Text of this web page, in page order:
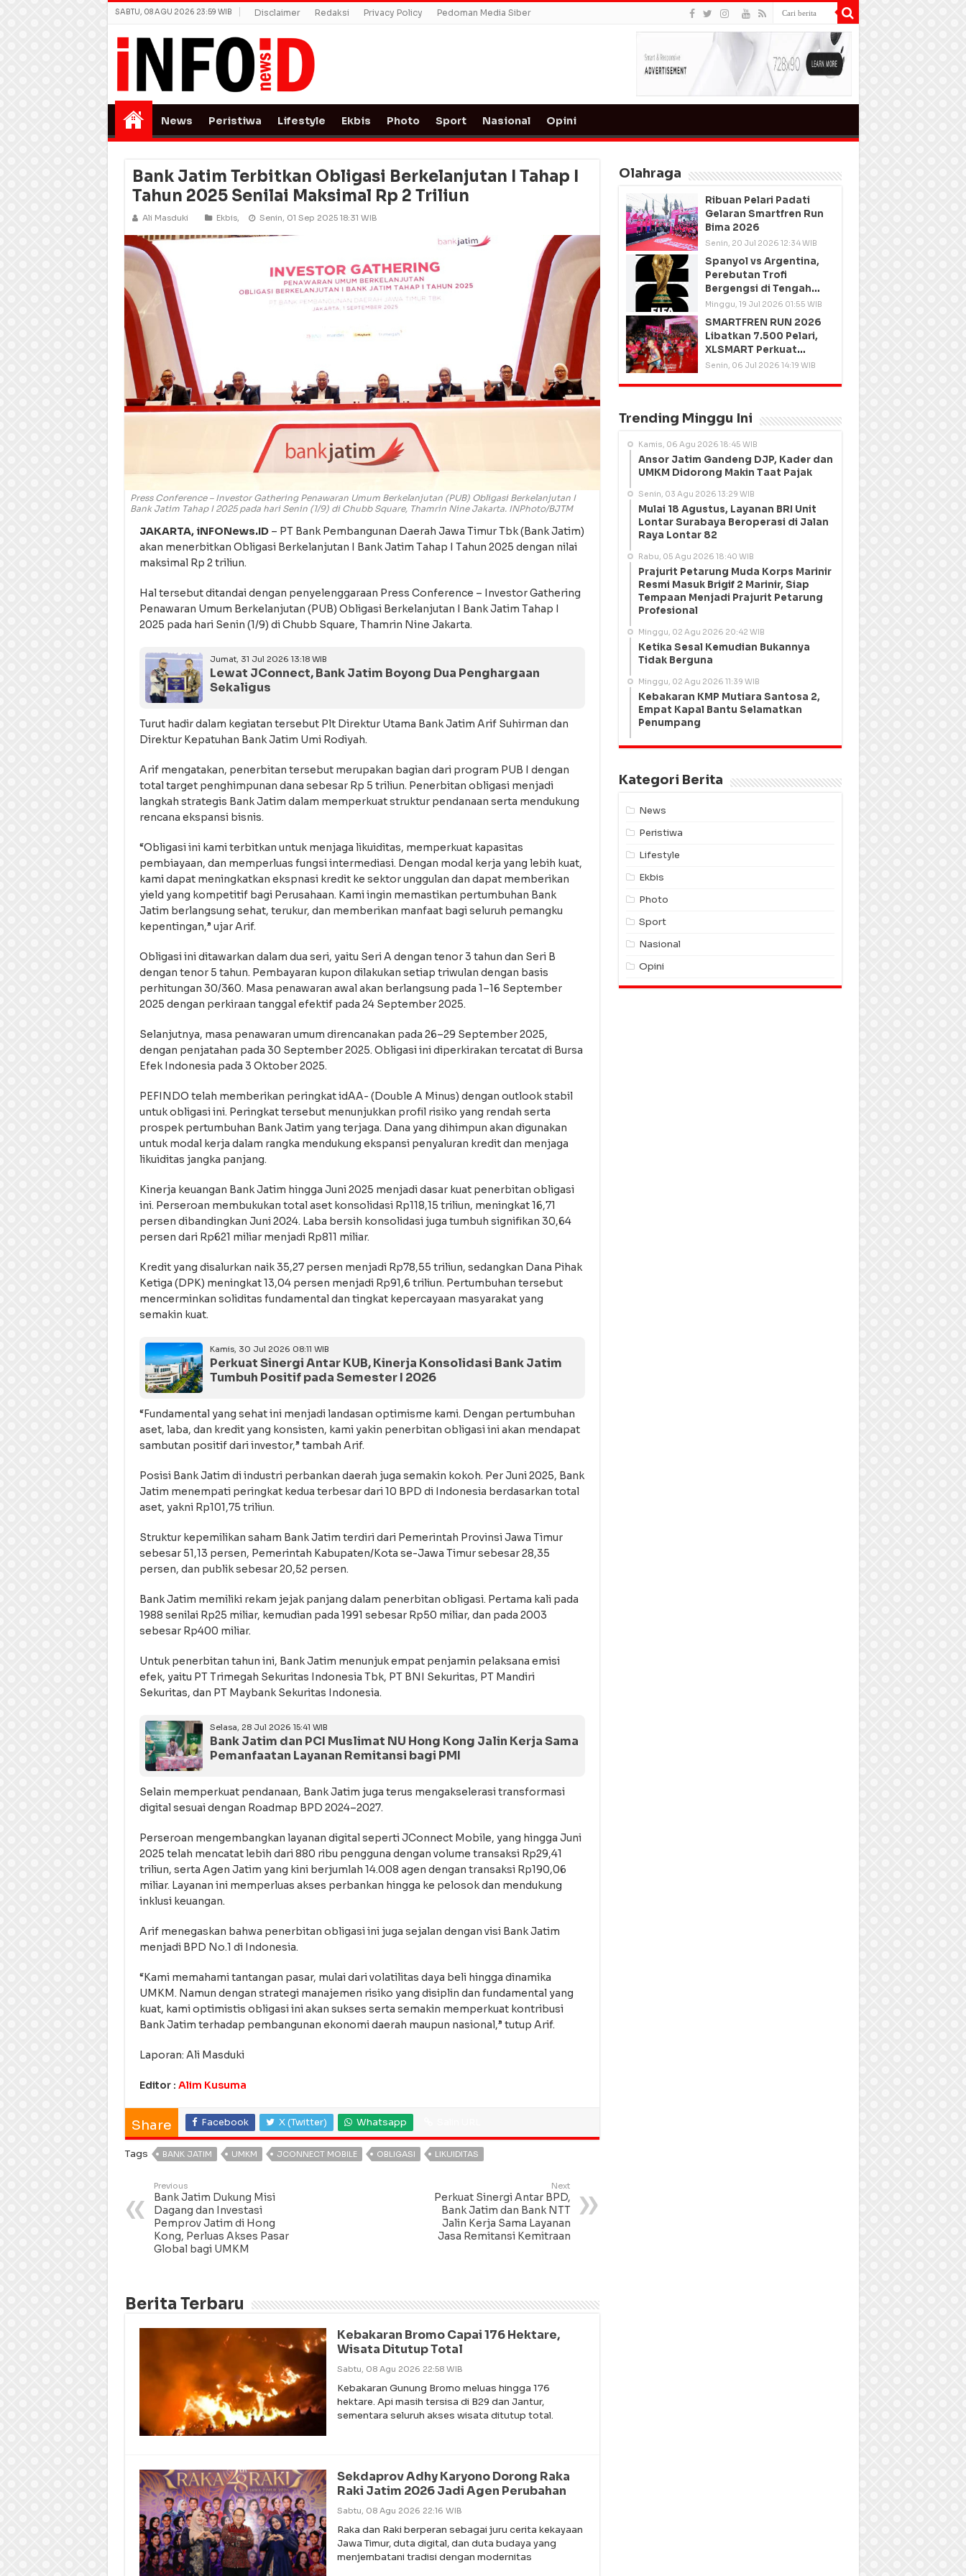
SABTU, 08 AGU 2026 23:59 WIB Disclaimer Redaksi Privacy Policy Pedoman Media Siber
News Peristiwa Lifestyle Ekbis Photo Sport Nasional Opini
Bank Jatim Terbitkan Obligasi Berkelanjutan I Tahap I
Tahun 2025 Senilai Maksimal Rp 2 Triliun
Ali Masduki Ekbis, Senin, 01 Sep 2025 18:31 WIB
Press Conference – Investor Gathering Penawaran Umum Berkelanjutan (PUB) Obligasi Berkelanjutan I
Bank Jatim Tahap I 2025 pada hari Senin (1/9) di Chubb Square, Thamrin Nine Jakarta. INPhoto/BJTM
JAKARTA, iNFONews.ID– PT Bank Pembangunan Daerah Jawa Timur Tbk (Bank Jatim)
akan menerbitkan Obligasi Berkelanjutan I Bank Jatim Tahap I Tahun 2025 dengan nilai
maksimal Rp 2 triliun.
Hal tersebut ditandai dengan penyelenggaraan Press Conference – Investor Gathering
Penawaran Umum Berkelanjutan (PUB) Obligasi Berkelanjutan I Bank Jatim Tahap I
2025 pada hari Senin (1/9) di Chubb Square, Thamrin Nine Jakarta.
Jumat, 31 Jul 2026 13:18 WIB
Lewat JConnect, Bank Jatim Boyong Dua Penghargaan
Sekaligus
Turut hadir dalam kegiatan tersebut Plt Direktur Utama Bank Jatim Arif Suhirman dan
Direktur Kepatuhan Bank Jatim Umi Rodiyah.
Arif mengatakan, penerbitan tersebut merupakan bagian dari program PUB I dengan
total target penghimpunan dana sebesar Rp 5 triliun. Penerbitan obligasi menjadi
langkah strategis Bank Jatim dalam memperkuat struktur pendanaan serta mendukung
rencana ekspansi bisnis.
“Obligasi ini kami terbitkan untuk menjaga likuiditas, memperkuat kapasitas
pembiayaan, dan memperluas fungsi intermediasi. Dengan modal kerja yang lebih kuat,
kami dapat meningkatkan ekspnasi kredit ke sektor unggulan dan dapat memberikan
yield yang kompetitif bagi Perusahaan. Kami ingin memastikan pertumbuhan Bank
Jatim berlangsung sehat, terukur, dan memberikan manfaat bagi seluruh pemangku
kepentingan,” ujar Arif.
Obligasi ini ditawarkan dalam dua seri, yaitu Seri A dengan tenor 3 tahun dan Seri B
dengan tenor 5 tahun. Pembayaran kupon dilakukan setiap triwulan dengan basis
perhitungan 30/360. Masa penawaran awal akan berlangsung pada 1–16 September
2025 dengan perkiraan tanggal efektif pada 24 September 2025.
Selanjutnya, masa penawaran umum direncanakan pada 26–29 September 2025,
dengan penjatahan pada 30 September 2025. Obligasi ini diperkirakan tercatat di Bursa
Efek Indonesia pada 3 Oktober 2025.
PEFINDO telah memberikan peringkat idAA- (Double A Minus) dengan outlook stabil
untuk obligasi ini. Peringkat tersebut menunjukkan profil risiko yang rendah serta
prospek pertumbuhan Bank Jatim yang terjaga. Dana yang dihimpun akan digunakan
untuk modal kerja dalam rangka mendukung ekspansi penyaluran kredit dan menjaga
likuiditas jangka panjang.
Kinerja keuangan Bank Jatim hingga Juni 2025 menjadi dasar kuat penerbitan obligasi
ini. Perseroan membukukan total aset konsolidasi Rp118,15 triliun, meningkat 16,71
persen dibandingkan Juni 2024. Laba bersih konsolidasi juga tumbuh signifikan 30,64
persen dari Rp621 miliar menjadi Rp811 miliar.
Kredit yang disalurkan naik 35,27 persen menjadi Rp78,55 triliun, sedangkan Dana Pihak
Ketiga (DPK) meningkat 13,04 persen menjadi Rp91,6 triliun. Pertumbuhan tersebut
mencerminkan soliditas fundamental dan tingkat kepercayaan masyarakat yang
semakin kuat.
Kamis, 30 Jul 2026 08:11 WIB
Perkuat Sinergi Antar KUB, Kinerja Konsolidasi Bank Jatim
Tumbuh Positif pada Semester I 2026
“Fundamental yang sehat ini menjadi landasan optimisme kami. Dengan pertumbuhan
aset, laba, dan kredit yang konsisten, kami yakin penerbitan obligasi ini akan mendapat
sambutan positif dari investor,” tambah Arif.
Posisi Bank Jatim di industri perbankan daerah juga semakin kokoh. Per Juni 2025, Bank
Jatim menempati peringkat kedua terbesar dari 10 BPD di Indonesia berdasarkan total
aset, yakni Rp101,75 triliun.
Struktur kepemilikan saham Bank Jatim terdiri dari Pemerintah Provinsi Jawa Timur
sebesar 51,13 persen, Pemerintah Kabupaten/Kota se-Jawa Timur sebesar 28,35
persen, dan publik sebesar 20,52 persen.
Bank Jatim memiliki rekam jejak panjang dalam penerbitan obligasi. Pertama kali pada
1988 senilai Rp25 miliar, kemudian pada 1991 sebesar Rp50 miliar, dan pada 2003
sebesar Rp400 miliar.
Untuk penerbitan tahun ini, Bank Jatim menunjuk empat penjamin pelaksana emisi
efek, yaitu PT Trimegah Sekuritas Indonesia Tbk, PT BNI Sekuritas, PT Mandiri
Sekuritas, dan PT Maybank Sekuritas Indonesia.
Selasa, 28 Jul 2026 15:41 WIB
Bank Jatim dan PCI Muslimat NU Hong Kong Jalin Kerja Sama
Pemanfaatan Layanan Remitansi bagi PMI
Selain memperkuat pendanaan, Bank Jatim juga terus mengakselerasi transformasi
digital sesuai dengan Roadmap BPD 2024–2027.
Perseroan mengembangkan layanan digital seperti JConnect Mobile, yang hingga Juni
2025 telah mencatat lebih dari 880 ribu pengguna dengan volume transaksi Rp29,41
triliun, serta Agen Jatim yang kini berjumlah 14.008 agen dengan transaksi Rp190,06
miliar. Layanan ini memperluas akses perbankan hingga ke pelosok dan mendukung
inklusi keuangan.
Arif menegaskan bahwa penerbitan obligasi ini juga sejalan dengan visi Bank Jatim
menjadi BPD No.1 di Indonesia.
“Kami memahami tantangan pasar, mulai dari volatilitas daya beli hingga dinamika
UMKM. Namun dengan strategi manajemen risiko yang disiplin dan fundamental yang
kuat, kami optimistis obligasi ini akan sukses serta semakin memperkuat kontribusi
Bank Jatim terhadap pembangunan ekonomi daerah maupun nasional,” tutup Arif.
Laporan: Ali Masduki
Editor : Alim Kusuma
Share Facebook X (Twitter) Whatsapp
Tags BANK JATIM UMKM JCONNECT MOBILE OBLIGASI LIKUIDITAS
Previous
Bank Jatim Dukung Misi
Dagang dan Investasi
Pemprov Jatim di Hong
Kong, Perluas Akses Pasar
Global bagi UMKM
Next
Perkuat Sinergi Antar BPD,
Bank Jatim dan Bank NTT
Jalin Kerja Sama Layanan
Jasa Remitansi Kemitraan
Berita Terbaru
Kebakaran Bromo Capai 176 Hektare,
Wisata Ditutup Total
Sabtu, 08 Agu 2026 22:58 WIB
Kebakaran Gunung Bromo meluas hingga 176
hektare. Api masih tersisa di B29 dan Jantur,
sementara seluruh akses wisata ditutup total.
Sekdaprov Adhy Karyono Dorong Raka
Raki Jatim 2026 Jadi Agen Perubahan
Sabtu, 08 Agu 2026 22:16 WIB
Raka dan Raki berperan sebagai juru cerita kekayaan
Jawa Timur, duta digital, dan duta budaya yang
menjembatani tradisi dengan modernitas
Olahraga
Ribuan Pelari Padati
Gelaran Smartfren Run
Bima 2026
Senin, 20 Jul 2026 12:34 WIB
Spanyol vs Argentina,
Perebutan Trofi
Bergengsi di Tengah
Semangat Persatuan
Minggu, 19 Jul 2026 01:55 WIB
SMARTFREN RUN 2026
Libatkan 7.500 Pelari,
XLSMART Perkuat
Kedekatan dengan
Senin, 06 Jul 2026 14:19 WIB
Trending Minggu Ini
Kamis, 06 Agu 2026 18:45 WIB
Ansor Jatim Gandeng DJP, Kader dan
UMKM Didorong Makin Taat Pajak
Senin, 03 Agu 2026 13:29 WIB
Mulai 18 Agustus, Layanan BRI Unit
Lontar Surabaya Beroperasi di Jalan
Raya Lontar 82
Rabu, 05 Agu 2026 18:40 WIB
Prajurit Petarung Muda Korps Marinir
Resmi Masuk Brigif 2 Marinir, Siap
Tempaan Menjadi Prajurit Petarung
Profesional
Minggu, 02 Agu 2026 20:42 WIB
Ketika Sesal Kemudian Bukannya
Tidak Berguna
Minggu, 02 Agu 2026 11:39 WIB
Kebakaran KMP Mutiara Santosa 2,
Empat Kapal Bantu Selamatkan
Penumpang
Kategori Berita
News
Peristiwa
Lifestyle
Ekbis
Photo
Sport
Nasional
Opini